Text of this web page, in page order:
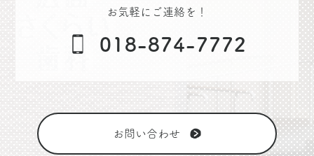
お気軽にご連絡を！
018-874-7772
お問い合わせ